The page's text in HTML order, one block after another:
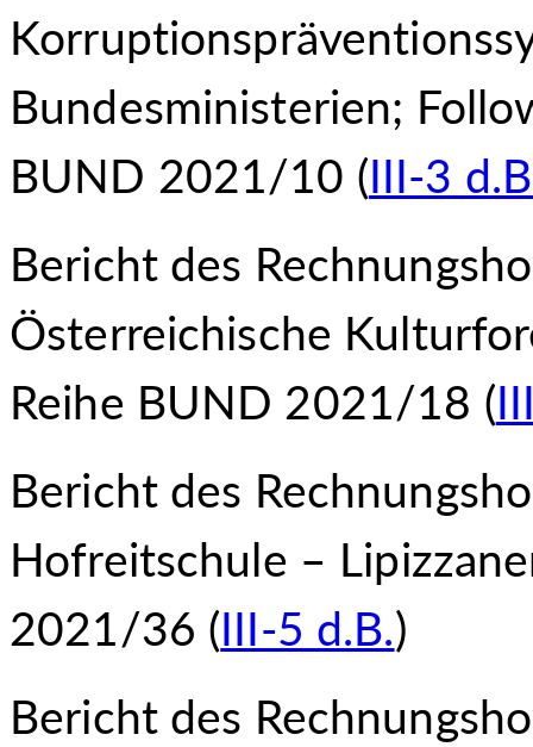
Bundesministerien;
BUND 2021/10 (III-3
Bericht des
Österreichische
Reihe BUND 2021/18 (
Bericht des
Hofreitschule –
2021/36 (III-5 d.B.)
Bericht des